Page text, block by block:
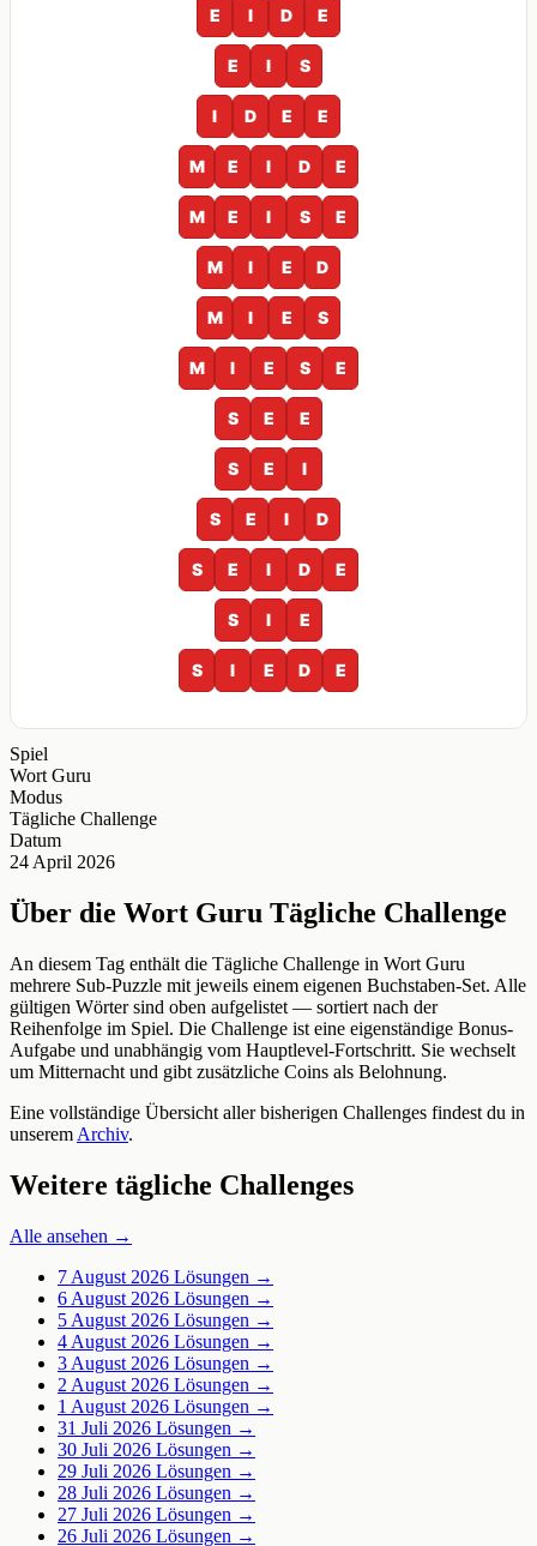
E I D E
E I S
I D E E
M E I D E
M E I S E
M I E D
M I E S
M I E S E
S E E
S E I
S E I D
S E I D E
S I E
S I E D E
Spiel
Wort Guru
Modus
Tägliche Challenge
Datum
24 April 2026
Über die Wort Guru Tägliche Challenge
An diesem Tag enthält die Tägliche Challenge in Wort Guru
mehrere Sub-Puzzle mit jeweils einem eigenen Buchstaben-Set. Alle
gültigen Wörter sind oben aufgelistet — sortiert nach der
Reihenfolge im Spiel. Die Challenge ist eine eigenständige Bonus-
Aufgabe und unabhängig vom Hauptlevel-Fortschritt. Sie wechselt
um Mitternacht und gibt zusätzliche Coins als Belohnung.
Eine vollständige Übersicht aller bisherigen Challenges findest du in
unserem Archiv.
Weitere tägliche Challenges
Alle ansehen →
7 August 2026 Lösungen →
6 August 2026 Lösungen →
5 August 2026 Lösungen →
4 August 2026 Lösungen →
3 August 2026 Lösungen →
2 August 2026 Lösungen →
1 August 2026 Lösungen →
31 Juli 2026 Lösungen →
30 Juli 2026 Lösungen →
29 Juli 2026 Lösungen →
28 Juli 2026 Lösungen →
27 Juli 2026 Lösungen →
26 Juli 2026 Lösungen →